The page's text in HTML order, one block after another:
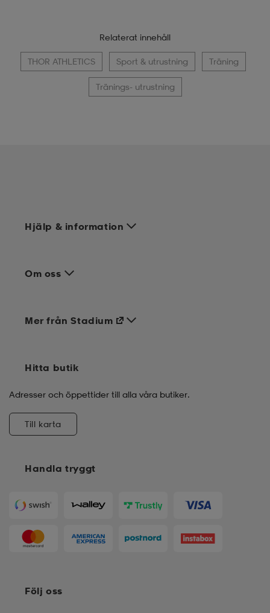
Relaterat innehåll
THOR ATHLETICS Sport & utrustning Träning
Tränings- utrustning
Hjälp & information
Om oss
Handla tryggt
Mer från Stadium
Hitta butik
Adresser och öppettider till alla våra butiker.
Till karta
Följ oss